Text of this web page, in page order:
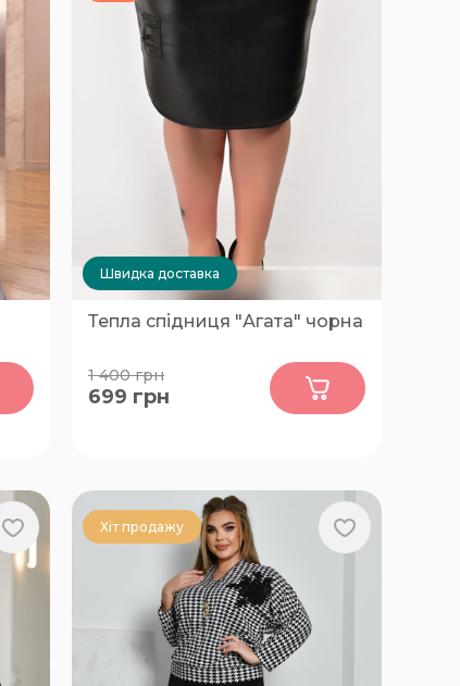
Швидка доставка
Тепла спідниця "Агата" чорна
78-80
1 400грн
699 грн
Хіт продажу